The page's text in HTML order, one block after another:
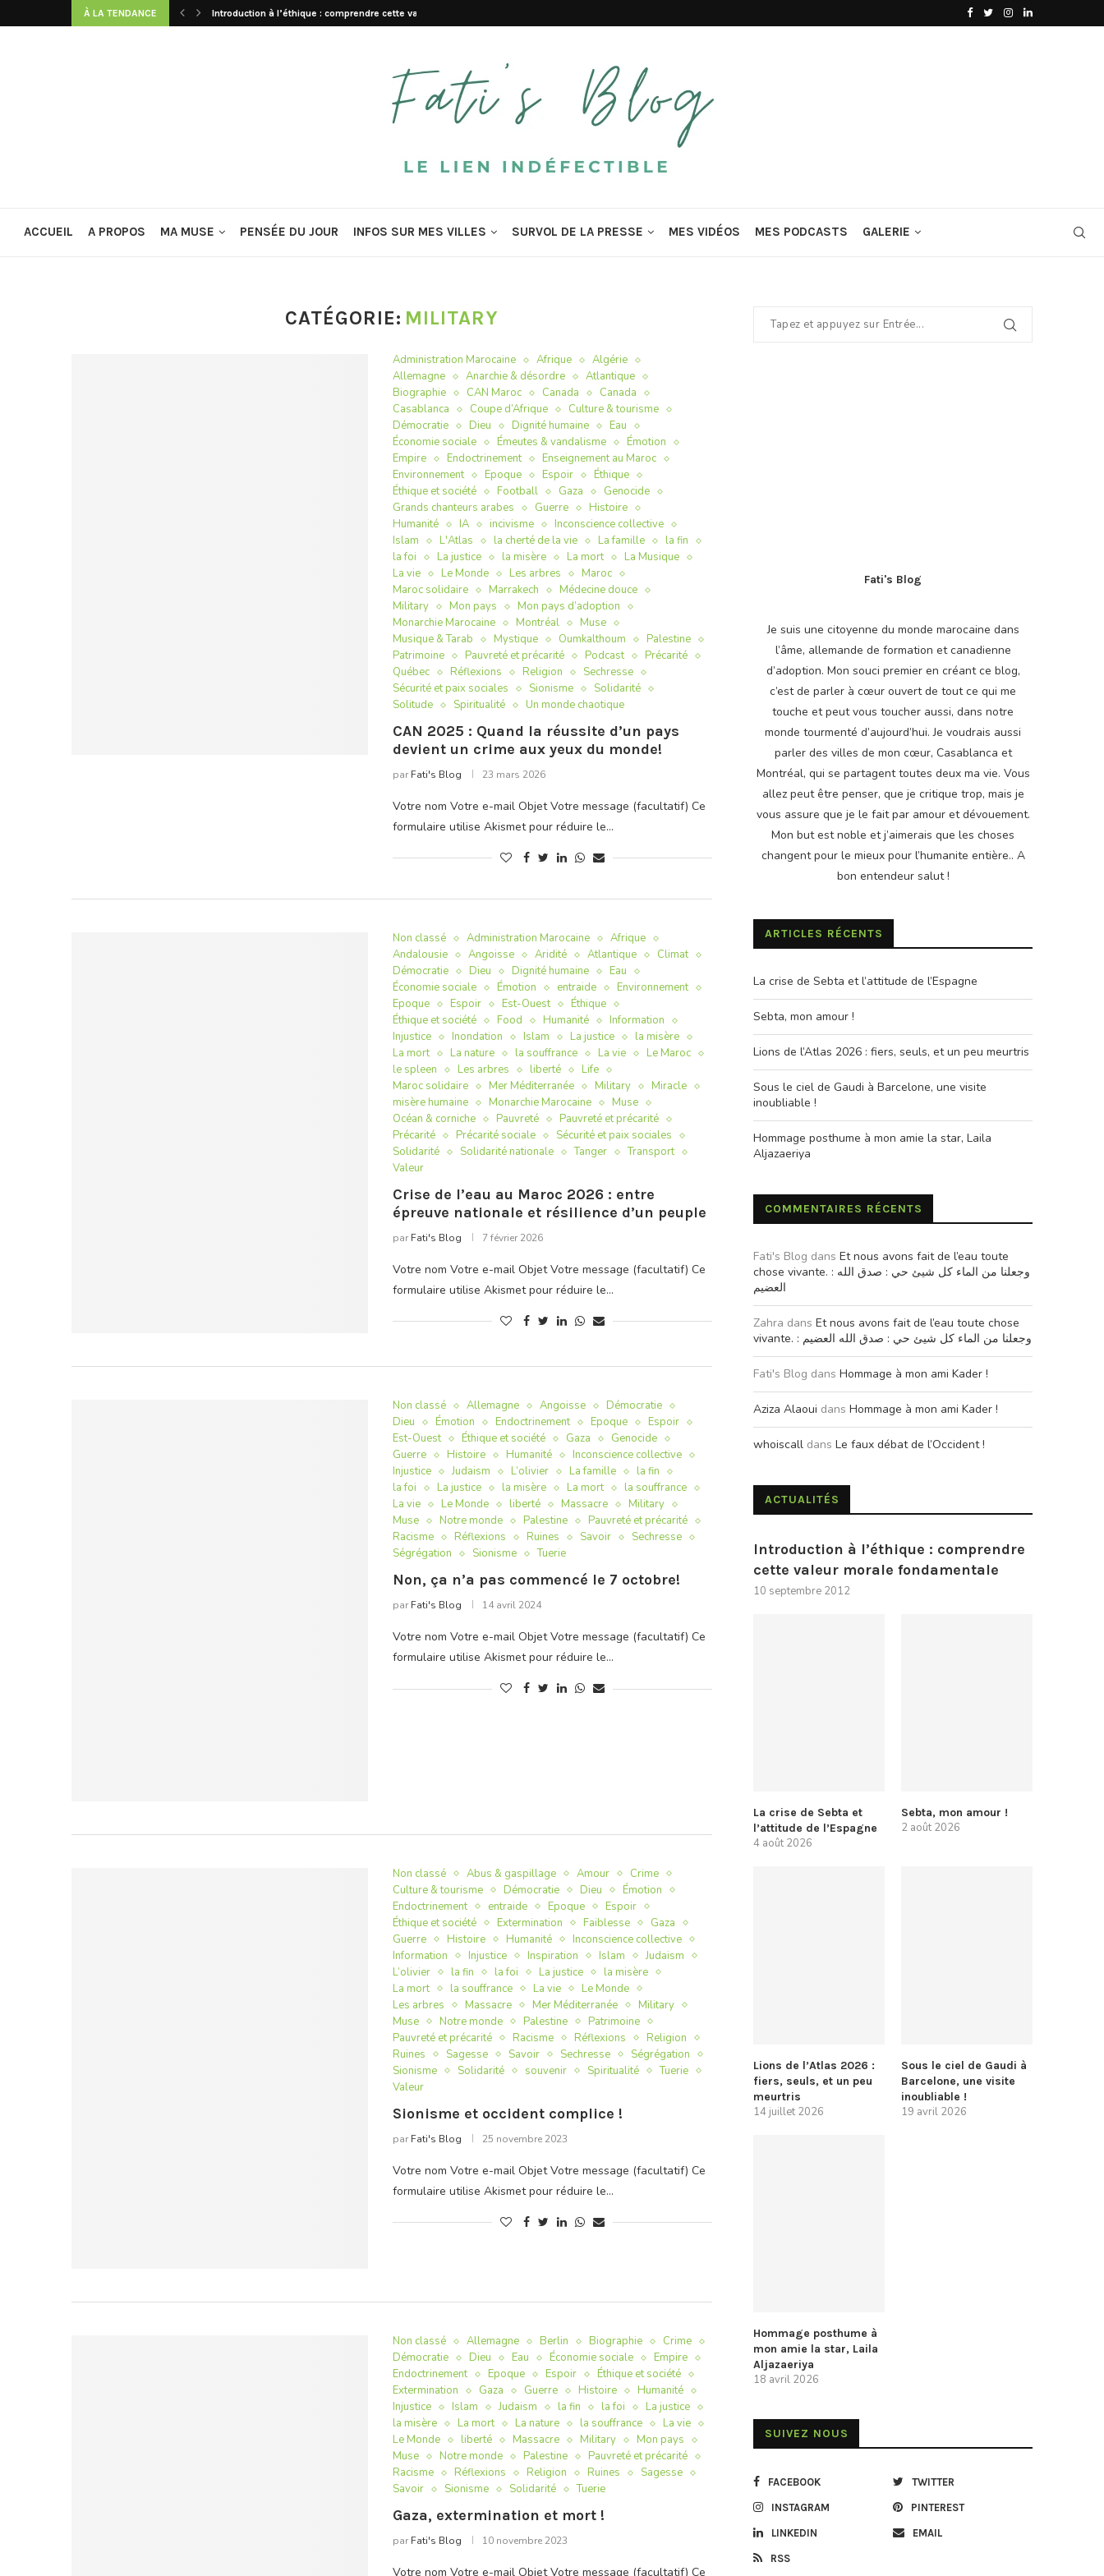
À LA TENDANCE Introduction à l’éthique : comprendre cette valeur morale...
ACCUEIL A PROPOS MA MUSE PENSÉE DU JOUR INFOS SUR MES VILLES SURVOL DE LA PRESSE MES VIDÉOS MES PODCASTS GALERIE
CATÉGORIE: MILITARY
Administration Marocaine Afrique
Algérie
Allemagne
Anarchie & désordre
Atlantique
Biographie
CAN Maroc Canada
Canada
Casablanca
Coupe d’Afrique
Culture & tourisme
Démocratie
Dieu Dignité humaine
Eau
Économie sociale
Émeutes & vandalisme
Émotion
Empire
Endoctrinement
Enseignement au Maroc
Environnement
Epoque Espoir
Éthique
Éthique et société
Football Gaza
Genocide
Grands chanteurs arabes
Guerre
Histoire
Humanité
IA incivisme
Inconscience collective
Islam
L'Atlas la cherté de la vie La famille
la fin
la foi
La justice la misère La mort
La Musique
La vie
Le Monde Les arbres
Maroc
Maroc solidaire
Marrakech
Médecine douce
Military
Mon pays
Mon pays d’adoption
Monarchie Marocaine
Montréal
Muse
Musique & Tarab
Mystique Oumkalthoum
Palestine
Patrimoine
Pauvreté et précarité Podcast
Précarité
Québec
Réflexions Religion
Sechresse
Sécurité et paix sociales
Sionisme
Solidarité
Solitude
Spiritualité Un monde chaotique
CAN 2025 : Quand la réussite d’un pays
devient un crime aux yeux du monde!
par Fati's Blog 23 mars 2026
Votre nom Votre e-mail Objet Votre message (facultatif) Ce
formulaire utilise Akismet pour réduire le…
Non classé Administration Marocaine
Afrique
Andalousie
Angoisse Aridité Atlantique
Climat
Démocratie
Dieu Dignité humaine
Eau
Économie sociale
Émotion entraide
Environnement
Epoque
Espoir Est-Ouest
Éthique
Éthique et société
Food Humanité
Information
Injustice
Inondation Islam La justice
la misère
La mort
La nature la souffrance La vie
Le Maroc
le spleen
Les arbres liberté
Life
Maroc solidaire
Mer Méditerranée Military
Miracle
misère humaine
Monarchie Marocaine
Muse
Océan & corniche
Pauvreté
Pauvreté et précarité
Précarité
Précarité sociale
Sécurité et paix sociales
Solidarité
Solidarité nationale Tanger
Transport
Valeur
Crise de l’eau au Maroc 2026 : entre
épreuve nationale et résilience d’un peuple
par Fati's Blog 7 février 2026
Votre nom Votre e-mail Objet Votre message (facultatif) Ce
formulaire utilise Akismet pour réduire le…
Non classé Allemagne Angoisse
Démocratie
Dieu
Émotion Endoctrinement Epoque
Espoir
Est-Ouest
Éthique et société Gaza
Genocide
Guerre
Histoire Humanité
Inconscience collective
Injustice
Judaism L’olivier La famille
la fin
la foi
La justice la misère La mort
la souffrance
La vie
Le Monde liberté Massacre
Military
Muse
Notre monde Palestine
Pauvreté et précarité
Racisme
Réflexions Ruines Savoir
Sechresse
Ségrégation
Sionisme Tuerie
Non, ça n’a pas commencé le 7 octobre!
par Fati's Blog 14 avril 2024
Votre nom Votre e-mail Objet Votre message (facultatif) Ce
formulaire utilise Akismet pour réduire le…
Non classé Abus & gaspillage Amour
Crime
Culture & tourisme
Démocratie Dieu
Émotion
Endoctrinement
entraide Epoque
Espoir
Éthique et société
Extermination Faiblesse
Gaza
Guerre
Histoire Humanité
Inconscience collective
Information
Injustice Inspiration Islam
Judaism
L’olivier
la fin la foi La justice
la misère
La mort
la souffrance La vie
Le Monde
Les arbres
Massacre Mer Méditerranée
Military
Muse
Notre monde Palestine
Patrimoine
Pauvreté et précarité
Racisme Réflexions
Religion
Ruines
Sagesse Savoir Sechresse
Ségrégation
Sionisme
Solidarité souvenir Spiritualité
Tuerie
Valeur
Sionisme et occident complice !
par Fati's Blog 25 novembre 2023
Votre nom Votre e-mail Objet Votre message (facultatif) Ce
formulaire utilise Akismet pour réduire le…
Non classé Allemagne Berlin Biographie
Crime
Démocratie
Dieu Eau Économie sociale
Empire
Endoctrinement
Epoque Espoir
Éthique et société
Extermination
Gaza Guerre Histoire
Humanité
Injustice
Islam Judaism la fin la foi
La justice
la misère
La mort La nature la souffrance
La vie
Le Monde
liberté Massacre Military
Mon pays
Muse
Notre monde Palestine
Pauvreté et précarité
Racisme
Réflexions Religion Ruines
Sagesse
Savoir
Sionisme Solidarité Tuerie
Gaza, extermination et mort !
par Fati's Blog 10 novembre 2023
Votre nom Votre e-mail Objet Votre message (facultatif) Ce
Fati's Blog
Je suis une citoyenne du monde marocaine dans
l’âme, allemande de formation et canadienne
d’adoption. Mon souci premier en créant ce blog,
c’est de parler à cœur ouvert de tout ce qui me
touche et peut vous toucher aussi, dans notre
monde tourmenté d’aujourd’hui. Je voudrais aussi
parler des villes de mon cœur, Casablanca et
Montréal, qui se partagent toutes deux ma vie. Vous
allez peut être penser, que je critique trop, mais je
vous assure que je le fait par amour et dévouement.
Mon but est noble et j’aimerais que les choses
changent pour le mieux pour l’humanite entière.. A
bon entendeur salut !
ARTICLES RÉCENTS
La crise de Sebta et l’attitude de l’Espagne
Sebta, mon amour !
Lions de l’Atlas 2026 : fiers, seuls, et un peu meurtris
Sous le ciel de Gaudi à Barcelone, une visite
inoubliable !
Hommage posthume à mon amie la star, Laila
Aljazaeriya
COMMENTAIRES RÉCENTS
Fati's Blog dans Et nous avons fait de l’eau toute
chose vivante. : وجعلنا من الماء كل شيئ حي : صدق الله
العضيم
Zahra dans Et nous avons fait de l’eau toute chose
vivante. : وجعلنا من الماء كل شيئ حي : صدق الله العضيم
Fati's Blog dans Hommage à mon ami Kader !
Aziza Alaoui dans Hommage à mon ami Kader !
whoiscall dans Le faux débat de l’Occident !
ACTUALITÉS
Introduction à l’éthique : comprendre
cette valeur morale fondamentale
10 septembre 2012
La crise de Sebta et
l’attitude de l’Espagne
4 août 2026
Sebta, mon amour !
2 août 2026
Lions de l’Atlas 2026 :
fiers, seuls, et un peu
meurtris
14 juillet 2026
Sous le ciel de Gaudi à
Barcelone, une visite
inoubliable !
19 avril 2026
Hommage posthume à
mon amie la star, Laila
Aljazaeriya
18 avril 2026
SUIVEZ NOUS
FACEBOOK TWITTER
INSTAGRAM PINTEREST
LINKEDIN EMAIL
RSS